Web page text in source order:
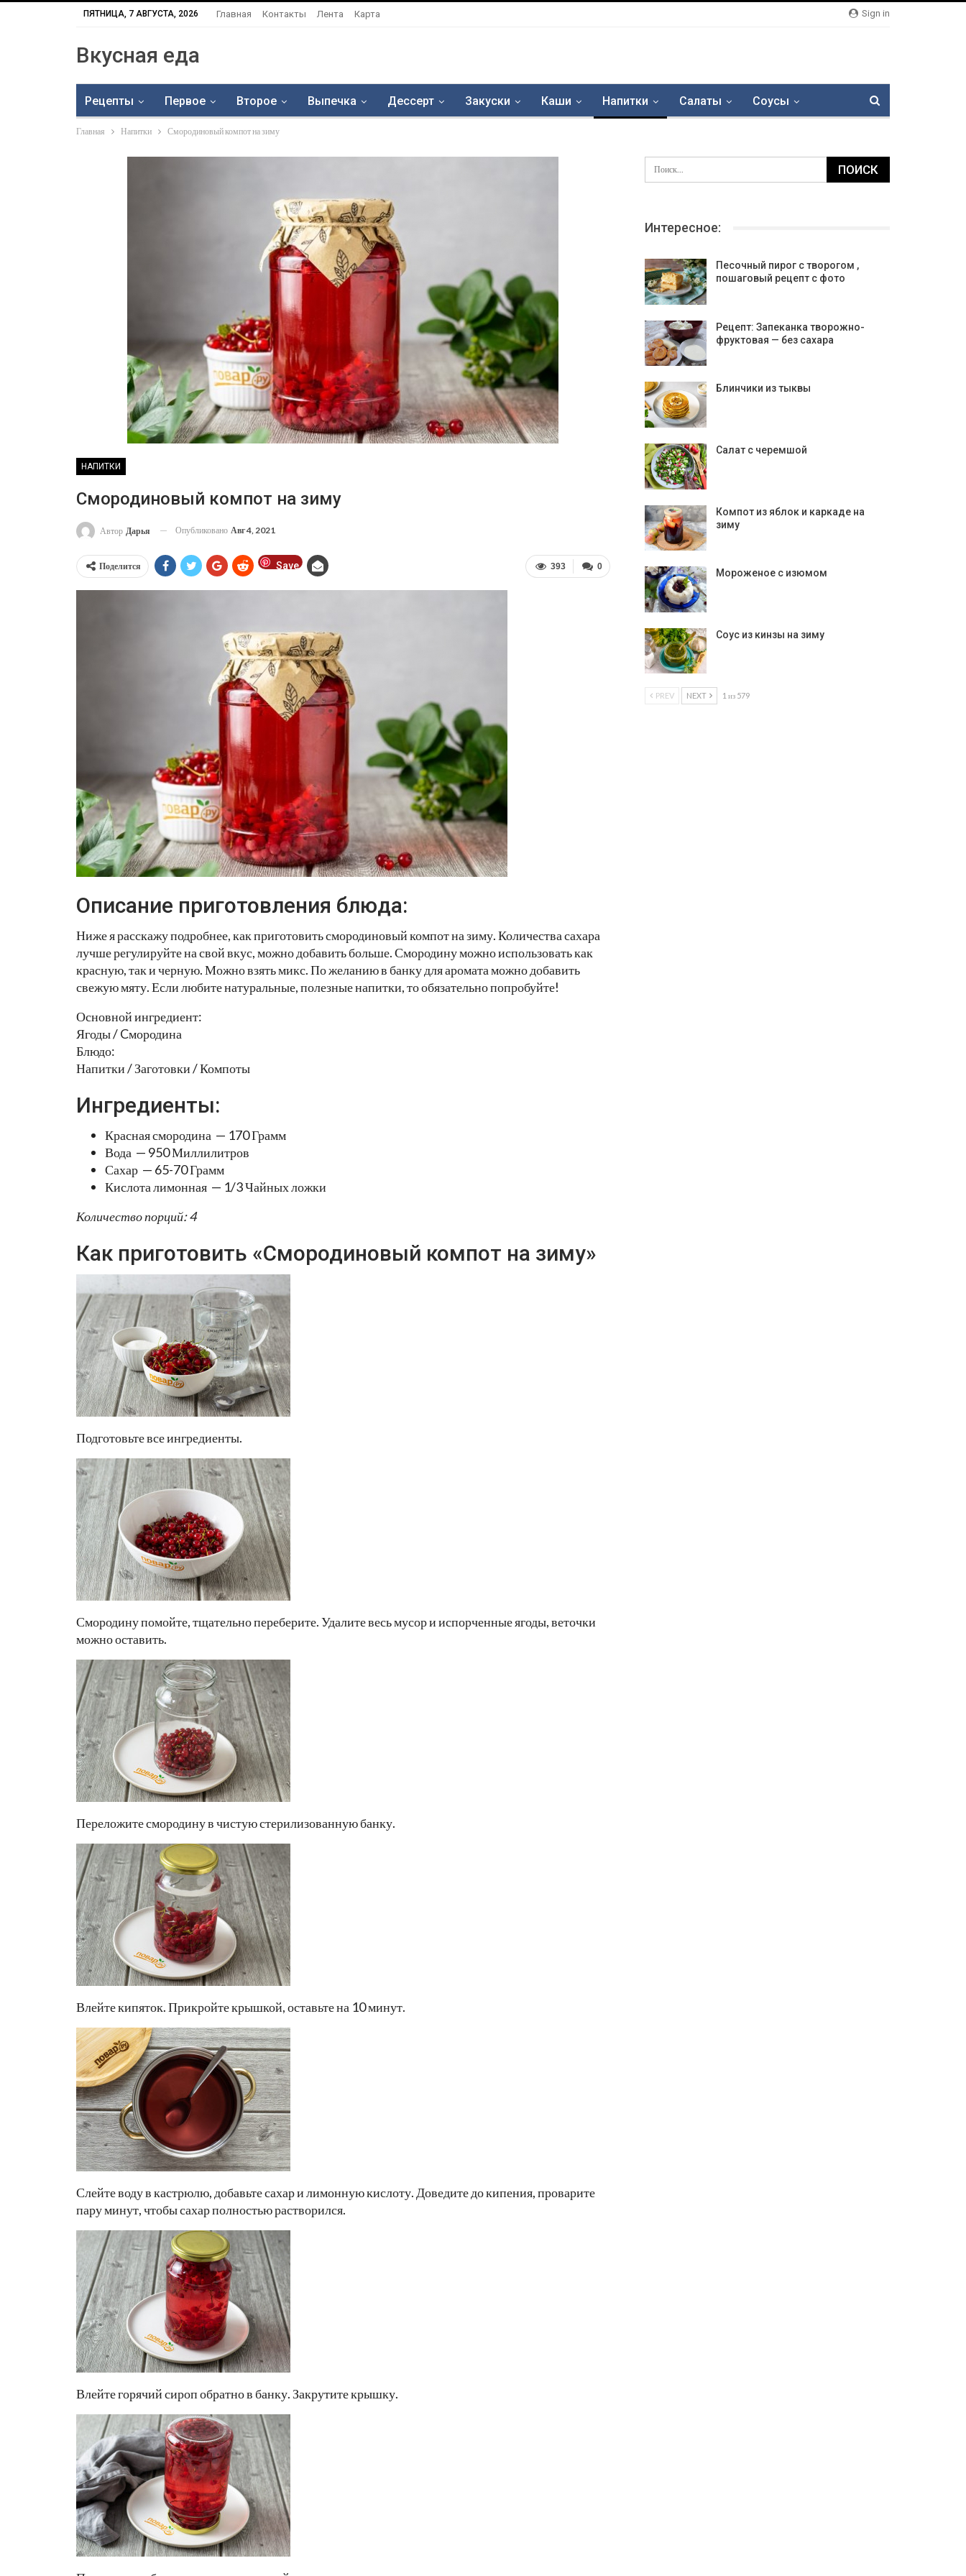
Sign in
ПЯТНИЦА, 7 АВГУСТА, 2026 Главная Контакты Лента Карта
Вкусная еда
Рецепты Первое Второе Выпечка Дессерт Закуски Каши Напитки Салаты Соусы
Главная Напитки Смородиновый компот на зиму
НАПИТКИ
Смородиновый компот на зиму
Автор Дарья Опубликовано Авг 4, 2021
0
393
Поделится Save
Описание приготовления блюда:
Ниже я расскажу подробнее, как приготовить смородиновый компот на зиму. Количества сахара
лучше регулируйте на свой вкус, можно добавить больше. Смородину можно использовать как
красную, так и черную. Можно взять микс. По желанию в банку для аромата можно добавить
свежую мяту. Если любите натуральные, полезные напитки, то обязательно попробуйте!
Основной ингредиент:
Ягоды / Cмородина
Блюдо:
Напитки / Заготовки / Компоты
Ингредиенты:
Красная смородина — 170 Грамм
Вода — 950 Миллилитров
Сахар — 65-70 Грамм
Кислота лимонная — 1/3 Чайных ложки
Количество порций: 4
Как приготовить «Смородиновый компот на зиму»
Подготовьте все ингредиенты.
Смородину помойте, тщательно переберите. Удалите весь мусор и испорченные ягоды, веточки
можно оставить.
Переложите смородину в чистую стерилизованную банку.
Влейте кипяток. Прикройте крышкой, оставьте на 10 минут.
Слейте воду в кастрюлю, добавьте сахар и лимонную кислоту. Доведите до кипения, проварите
пару минут, чтобы сахар полностью растворился.
Влейте горячий сироп обратно в банку. Закрутите крышку.
Интересное:
Песочный пирог с творогом ,
пошаговый рецепт с фото
Рецепт: Запеканка творожно-
фруктовая — без сахара
Блинчики из тыквы
Салат с черемшой
Компот из яблок и каркаде на
зиму
Мороженое с изюмом
Соус из кинзы на зиму
PREV NEXT 1 из 579